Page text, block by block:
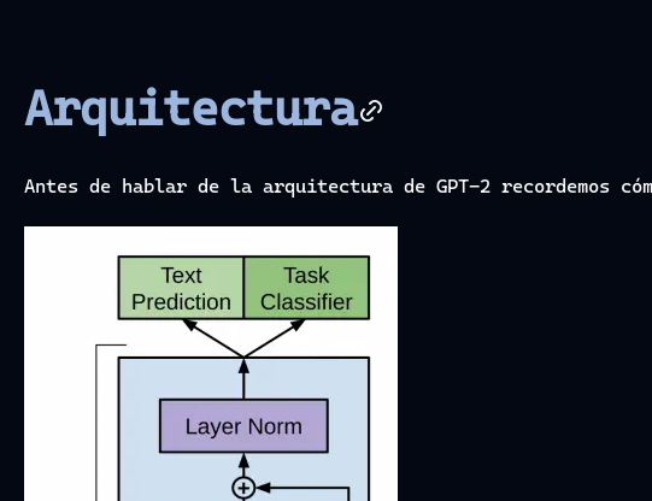
Arquitectura
Antes de hablar de la arquitectura de GPT-2 recordemos